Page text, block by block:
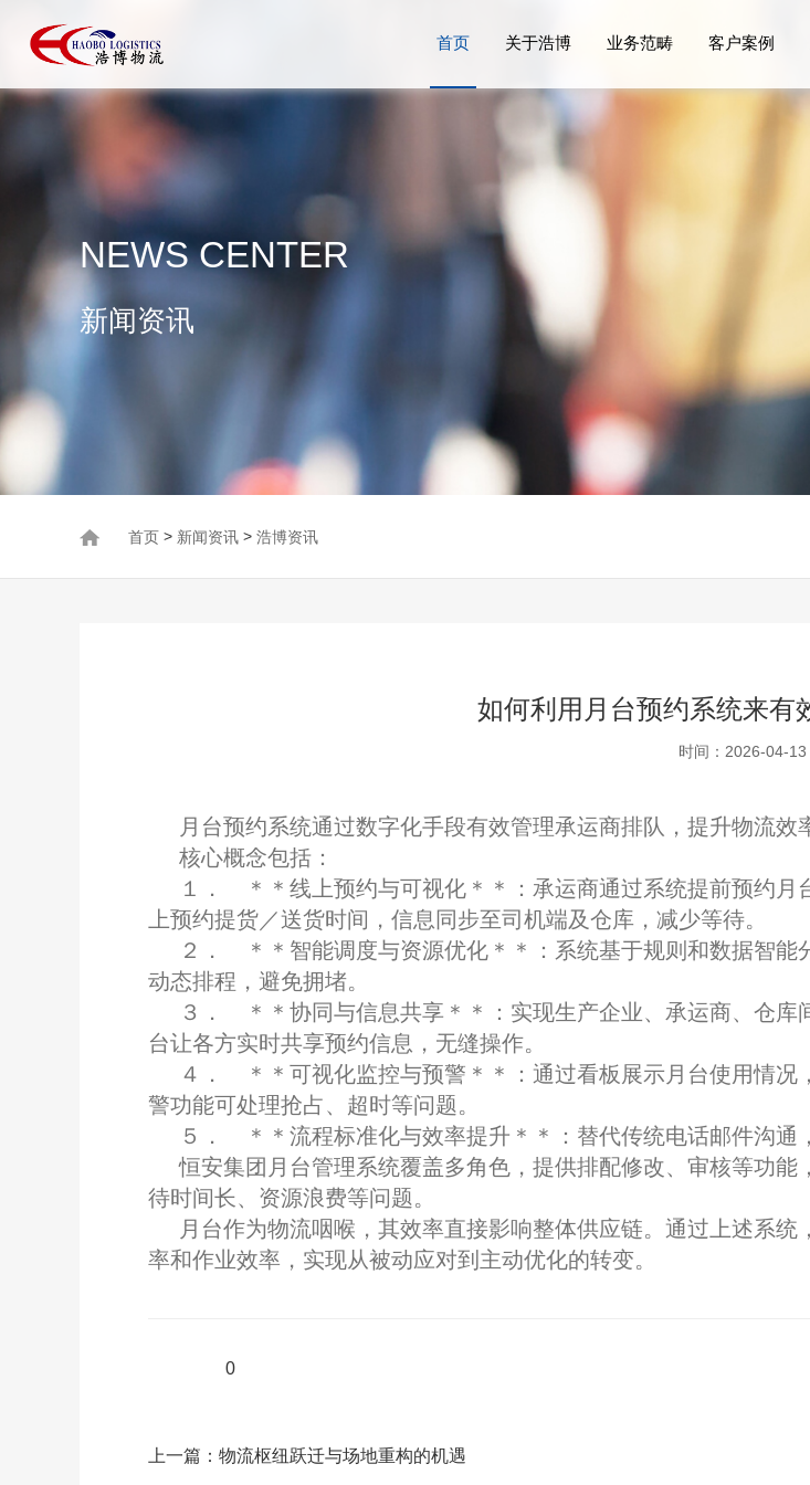
首页 关于浩博 业务范畴 客户案例
NEWS CENTER
新闻资讯
首页 > 新闻资讯 > 浩博资讯
如何利用月台预约系统来有
时间：2026-04-13
月台预约系统通过数字化手段有效管理承运商排队，提升物流效
核心概念包括：
１． ＊＊线上预约与可视化＊＊：承运商通过系统提前预约月
上预约提货／送货时间，信息同步至司机端及仓库，减少等待。
２． ＊＊智能调度与资源优化＊＊：系统基于规则和数据智能
动态排程，避免拥堵。
３． ＊＊协同与信息共享＊＊：实现生产企业、承运商、仓库
台让各方实时共享预约信息，无缝操作。
４． ＊＊可视化监控与预警＊＊：通过看板展示月台使用情况
警功能可处理抢占、超时等问题。
５． ＊＊流程标准化与效率提升＊＊：替代传统电话邮件沟通
恒安集团月台管理系统覆盖多角色，提供排配修改、审核等功
待时间长、资源浪费等问题。
月台作为物流咽喉，其效率直接影响整体供应链。通过上述系
率和作业效率，实现从被动应对到主动优化的转变。
0
上一篇： 物流枢纽跃迁与场地重构的机遇